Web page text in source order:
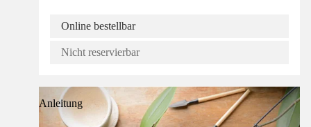
Online bestellbar
Nicht reservierbar
Anleitung